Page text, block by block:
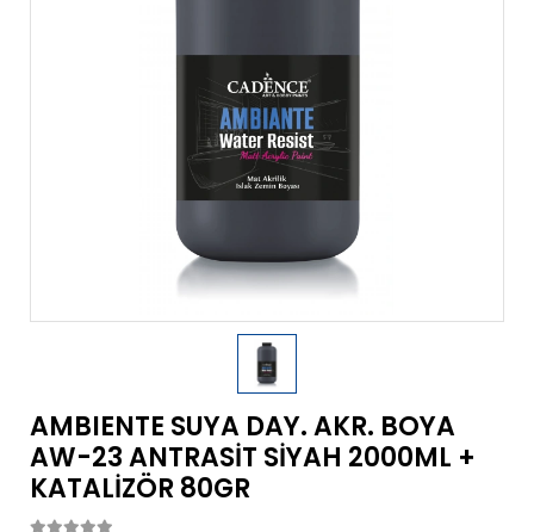
AMBIENTE SUYA DAY. AKR. BOYA
AW-23 ANTRASİT SİYAH 2000ML +
KATALİZÖR 80GR